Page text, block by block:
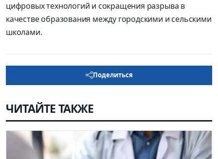
цифровых технологий и сокращения разрыва в
качестве образования между городскими и сельскими
школами.
Поделиться
ЧИТАЙТЕ ТАКЖЕ